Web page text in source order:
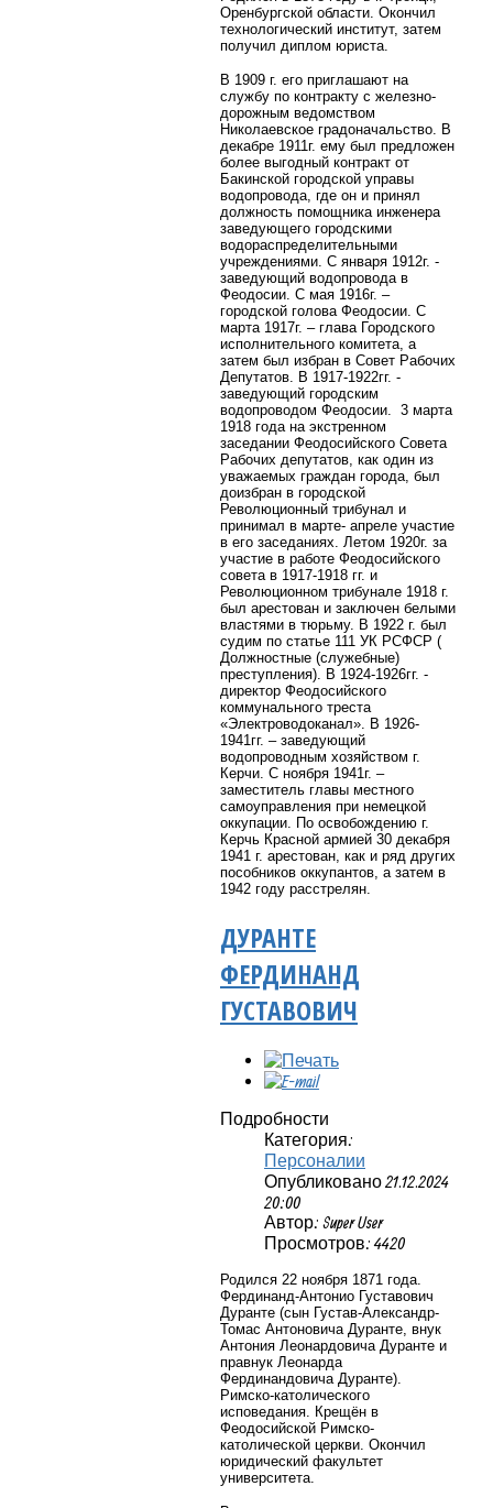
Оренбургской области. Окончил
технологический институт, затем
получил диплом юриста.
В 1909 г. его приглашают на
службу по контракту с железно-
дорожным ведомством
Николаевское градоначальство. В
декабре 1911г. ему был предложен
более выгодный контракт от
Бакинской городской управы
водопровода, где он и принял
должность помощника инженера
заведующего городскими
водораспределительными
учреждениями. С января 1912г. -
заведующий водопровода в
Феодосии. С мая 1916г. –
городской голова Феодосии. С
марта 1917г. – глава Городского
исполнительного комитета, а
затем был избран в Совет Рабочих
Депутатов. В 1917-1922гг. -
заведующий городским
водопроводом Феодосии. 3 марта
1918 года на экстренном
заседании Феодосийского Совета
Рабочих депутатов, как один из
уважаемых граждан города, был
доизбран в городской
Революционный трибунал и
принимал в марте- апреле участие
в его заседаниях. Летом 1920г. за
участие в работе Феодосийского
совета в 1917-1918 гг. и
Революционном трибунале 1918 г.
был арестован и заключен белыми
властями в тюрьму. В 1922 г. был
судим по статье 111 УК РСФСР (
Должностные (служебные)
преступления). В 1924-1926гг. -
директор Феодосийского
коммунального треста
«Электроводоканал». В 1926-
1941гг. – заведующий
водопроводным хозяйством г.
Керчи. С ноября 1941г. –
заместитель главы местного
самоуправления при немецкой
оккупации. По освобождению г.
Керчь Красной армией 30 декабря
1941 г. арестован, как и ряд других
пособников оккупантов, а затем в
1942 году расстрелян.
ДУРАНТЕ
ФЕРДИНАНД
ГУСТАВОВИЧ
Подробности
Категория:
Персоналии
Опубликовано 21.12.2024
20:00
Автор: Super User
Просмотров: 4420
Родился 22 ноября 1871 года.
Фердинанд-Антонио Густавович
Дуранте (сын Густав-Александр-
Томас Антоновича Дуранте, внук
Антония Леонардовича Дуранте и
правнук Леонарда
Фердинандовича Дуранте).
Римско-католического
исповедания. Крещён в
Феодосийской Римско-
католической церкви. Окончил
юридический факультет
университета.